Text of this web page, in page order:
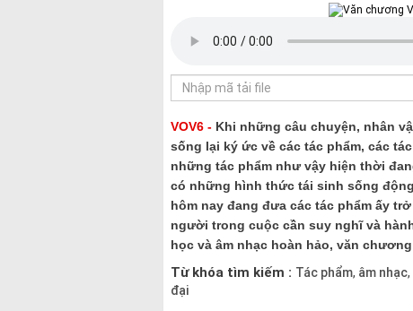
VOV6 - Khi những câu chuyện, nhân
sống lại ký ức về các tác phẩm, các
những tác phẩm như vậy hiện thời
có những hình thức tái sinh sống
hôm nay đang đưa các tác phẩm ấy
người trong cuộc cần suy nghĩ và
học và âm nhạc hoàn hảo, văn
Từ khóa tìm kiếm : Tác phẩm, âm nhạc,
đại